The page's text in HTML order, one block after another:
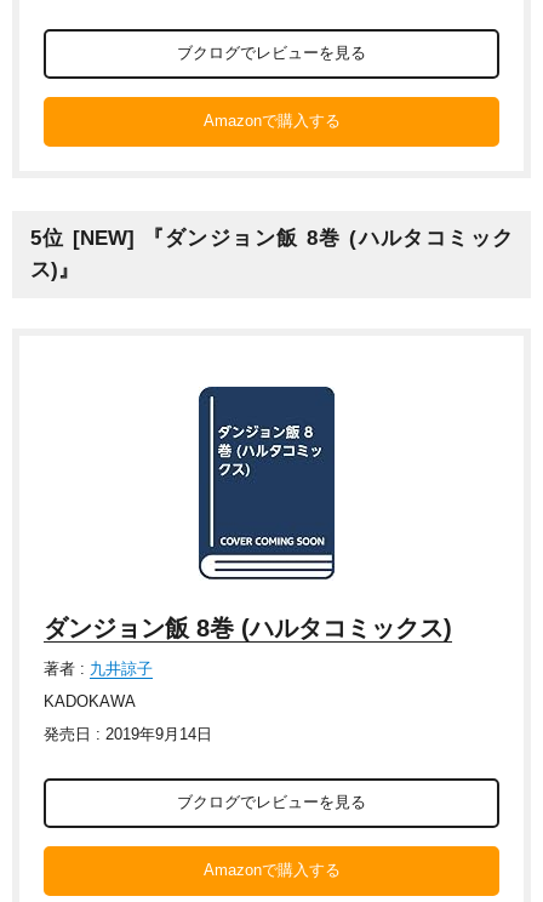
ブクログでレビューを見る
Amazonで購入する
5位 [NEW] 『ダンジョン飯 8巻 (ハルタコミック
ス)』
ダンジョン飯 8巻 (ハルタコミックス)
著者 : 九井諒子
KADOKAWA
発売日 : 2019年9月14日
ブクログでレビューを見る
Amazonで購入する